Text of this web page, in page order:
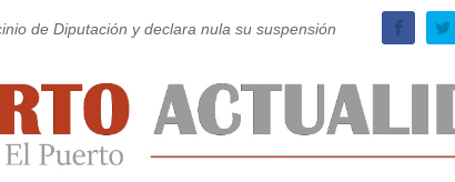
de Diputación y declara nula su suspensión